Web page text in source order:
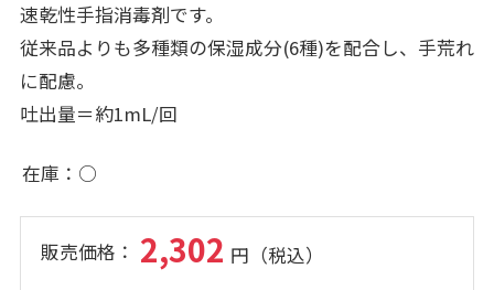
速乾性手指消毒剤です。
従来品よりも多種類の保湿成分(6種)を配合し、手荒れ
に配慮。
吐出量＝約1mL/回
在庫 ○
2,302